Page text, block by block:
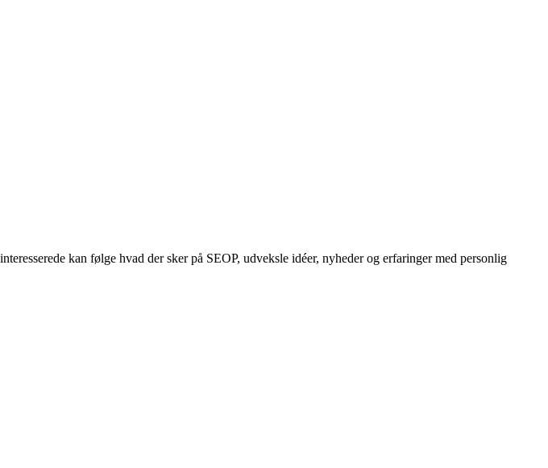
kan følge hvad der sker på SEOP, udveksle idéer, nyheder og erfaringer med personlig